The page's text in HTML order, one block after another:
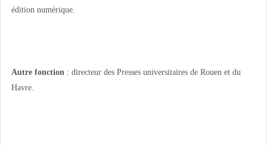
édition numérique.
Autre fonction : directeur des Presses universitaires de Rouen et du
Havre.